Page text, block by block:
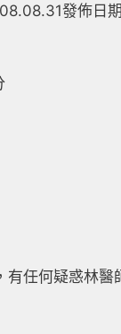
發佈日
任何疑惑林醫